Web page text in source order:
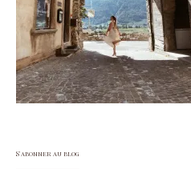
S'abonner au blog